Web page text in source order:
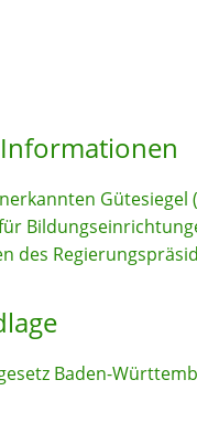
Gütesiegel
des
Baden-